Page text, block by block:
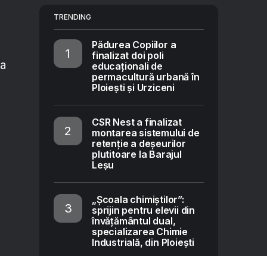
TRENDING
Pădurea Copiilor a
finalizat doi poli
educaționali de
permacultură urbană în
Ploiești și Urziceni
CSR Nest a finalizat
montarea sistemului de
retenție a deșeurilor
plutitoare la Barajul
Leșu
„Școala chimiștilor”:
sprijin pentru elevii din
învățământul dual,
specializarea Chimie
Industrială, din Ploiești